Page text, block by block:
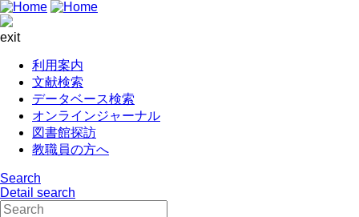
exit
利用案内
文献検索
データベース検索
オンラインジャーナル
図書館探訪
教職員の方へ
Search
Detail search